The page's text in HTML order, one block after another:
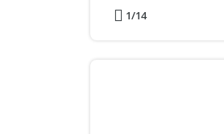
1/14